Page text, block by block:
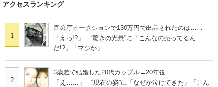
アクセスランキング
1
官公庁オークションで130万円で出品されたのは……
「えっ!?」 “驚きの光景”に「こんなの売ってるん
だ!?」「マジか」
2
6歳差で結婚した20代カップル→20年後……
「え……」 “現在の姿”に「なぜか泣けてきた」「こん